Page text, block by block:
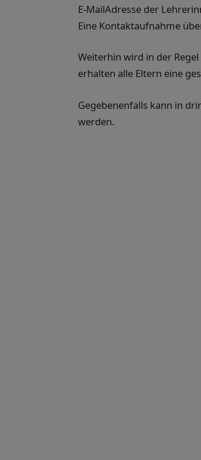
E-MailAdresse der
Eine Kontaktaufnahme
Weiterhin wird in der
erhalten alle Eltern eine
Gegebenenfalls kann in
werden.